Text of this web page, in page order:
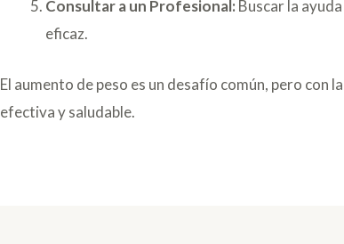
Consultar a un Profesional: Buscar la
eficaz.
El aumento de peso es un desafío común, pero
efectiva y saludable.